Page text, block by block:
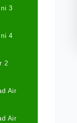
3
4
2
Air
Air